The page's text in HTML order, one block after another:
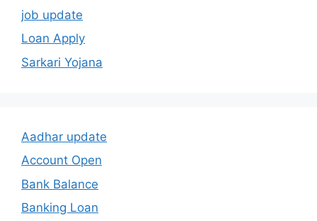
job update
Loan Apply
Sarkari Yojana
Aadhar update
Account Open
Bank Balance
Banking Loan